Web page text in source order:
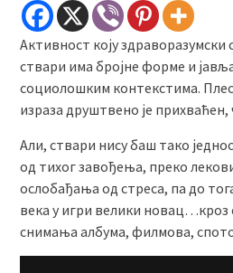
Активност коју здраворазумски
ствари има бројне форме и
социолошким контекстима.
израза друштвено је
Али, ствари нису баш тако
од тихог завођења, преко
ослобађања од стреса, па до
века у игри велики
снимања албума, филмова,